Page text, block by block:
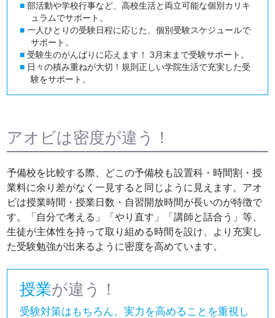
■ 部活動や学校行事など、高校生活と両立可能な個別カリキ
ュラムでサポート。
■ 一人ひとりの受験日程に応じた、個別受験スケジュールで
サポート。
■ 受験生のがんばりに応えます！ 3月末まで受験サポート。
■ 日々の積み重ねが大切！規則正しい学院生活で充実した受
験をサポート。
アオビは密度が違う！
予備校を比較する際、どこの予備校も設置科・時間割・授
業料に余り差がなく一見すると同じように見えます。アオ
ビは授業時間・授業日数・自習開放時間が長いのが特徴で
す。「自分で考える」「やり直す」「講師と話合う」等、
生徒が主体性を持って取り組める時間を設け、より充実し
た受験勉強が出来るように密度を高めています。
授業が違う！
受験対策はもちろん、実力を高めることを重視し